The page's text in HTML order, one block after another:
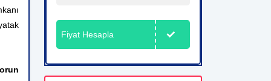
Fiyat Hesapla